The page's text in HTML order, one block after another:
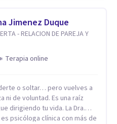
abordaje también incorpora
y el trabajo
que cada
una mirada
Jimenez Duque
- RELACION DE PAREJA Y
Terapia online
o soltar… pero vuelves a
ni de voluntad. Es una raíz
tu vida. La Dra.
psicóloga clínica con más de